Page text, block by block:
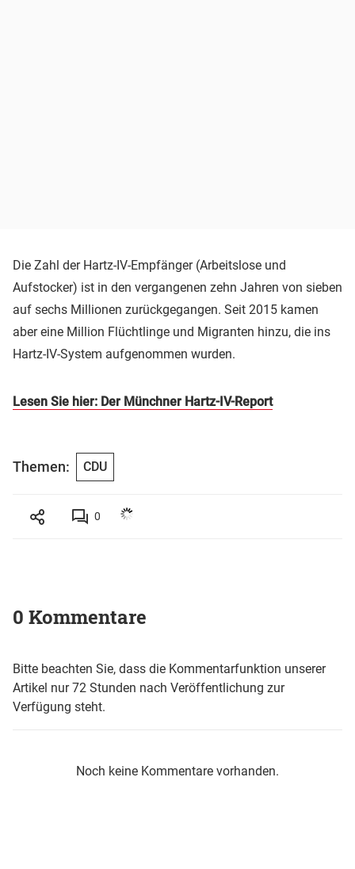
Die Zahl der Hartz-IV-Empfänger (Arbeitslose und
Aufstocker) ist in den vergangenen zehn Jahren von sieben
auf sechs Millionen zurückgegangen. Seit 2015 kamen
aber eine Million Flüchtlinge und Migranten hinzu, die ins
Hartz-IV-System aufgenommen wurden.
Lesen Sie hier: Der Münchner Hartz-IV-Report
Themen: CDU
0
0 Kommentare
Bitte beachten Sie, dass die Kommentarfunktion unserer
Artikel nur 72 Stunden nach Veröffentlichung zur
Verfügung steht.
Noch keine Kommentare vorhanden.